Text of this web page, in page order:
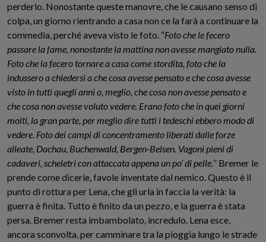
perderlo. Nonostante queste manovre, che le causano senso di
colpa, un giorno rientrando a casa non ce la farà a continuare la
commedia, perché aveva visto le foto. “Foto che le fecero
passare la fame, nonostante la mattina non avesse mangiato nulla.
Foto che la fecero tornare a casa come stordita, foto che la
indussero a chiedersi a che cosa avesse pensato e che cosa avesse
visto in tutti quegli anni o, meglio, che cosa non avesse pensato e
che cosa non avesse voluto vedere. Erano foto che in quei giorni
molti, la gran parte, per meglio dire tutti i tedeschi ebbero modo di
vedere. Foto dei campi di concentramento liberati dalle forze
alleate, Dachau, Buchenwald, Bergen-Belsen. Vagoni pieni di
cadaveri, scheletri con attaccata appena un po’ di pelle.” Bremer le
prende come dicerie, favole inventate dal nemico. Questo è il
punto di rottura per Lena, che gli urla in faccia la verità: la
guerra è finita. Tutto è finito da un pezzo, e la guerra è stata
persa. Bremer resta imbambolato, incredulo. Lena esce,
ancora sconvolta, per camminare tra la pioggia lungo le strade